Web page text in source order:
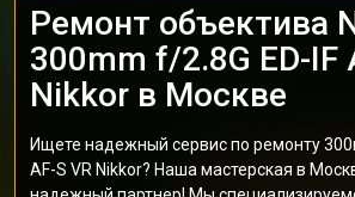
Ремонт объектива
300mm f/2.8G ED-IF
Nikkor в Москве
Ищете надежный сервис по ремонту
AF-S VR Nikkor? Наша мастерская в